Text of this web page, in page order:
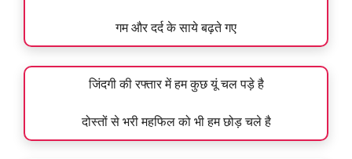
गम और दर्द के साये बढ़ते गए
जिंदगी की रफ्तार में हम कुछ यूं चल पड़े है
दोस्तों से भरी महफिल को भी हम छोड़ चले है